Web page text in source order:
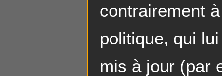
contrairement
politique, qui
mis à jour (par